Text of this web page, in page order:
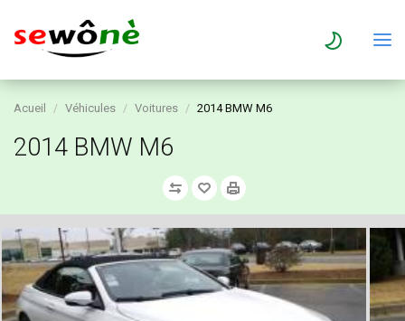
Acueil Véhicules Voitures 2014 BMW M6
2014 BMW M6